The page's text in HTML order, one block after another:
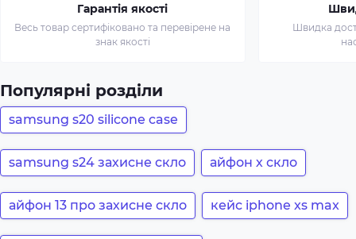
Гарантія якості
Весь товар сертифіковано та перевірене на
знак якості
Швидка
Популярні розділи
samsung s20 silicone case
samsung s24 захисне скло айфон х скло
айфон 13 про захисне скло кейс iphone xs max